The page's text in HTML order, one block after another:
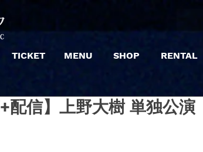
TICKET MENU SHOP RENTAL
信】上野大樹 単独公演